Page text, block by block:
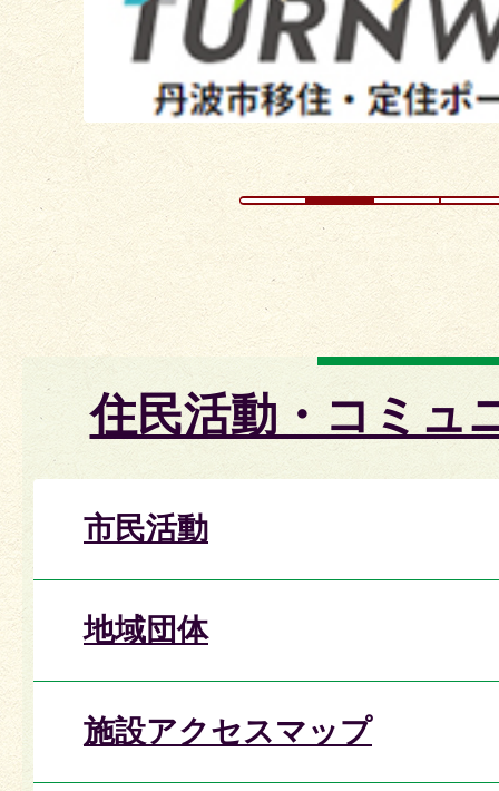
住民活動・コミュ
市民活動
地域団体
施設アクセスマップ